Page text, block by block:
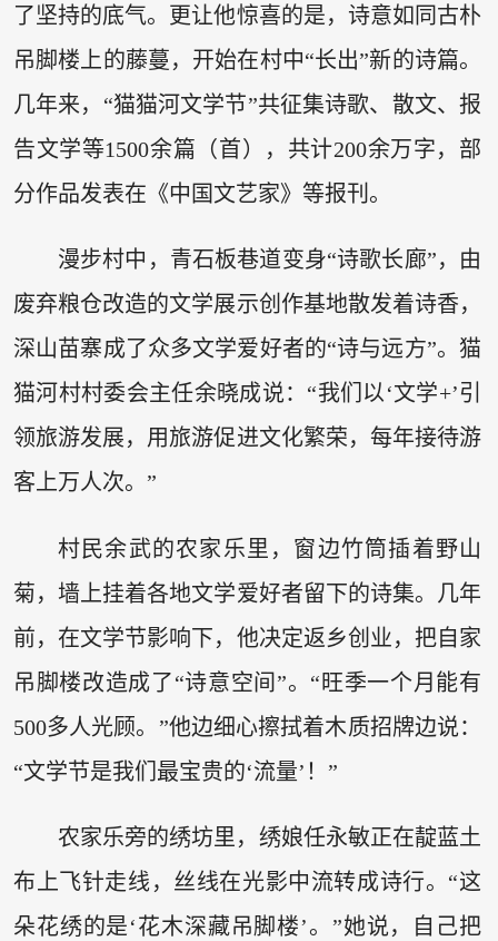
了坚持的底气。更让他惊喜的是，诗意如同古朴
吊脚楼上的藤蔓，开始在村中“长出”新的诗篇。
几年来，“猫猫河文学节”共征集诗歌、散文、报
告文学等1500余篇（首），共计200余万字，部
分作品发表在《中国文艺家》等报刊。
漫步村中，青石板巷道变身“诗歌长廊”，由
废弃粮仓改造的文学展示创作基地散发着诗香，
深山苗寨成了众多文学爱好者的“诗与远方”。猫
猫河村村委会主任余晓成说：“我们以‘文学+’引
领旅游发展，用旅游促进文化繁荣，每年接待游
客上万人次。”
村民余武的农家乐里，窗边竹筒插着野山
菊，墙上挂着各地文学爱好者留下的诗集。几年
前，在文学节影响下，他决定返乡创业，把自家
吊脚楼改造成了“诗意空间”。“旺季一个月能有
500多人光顾。”他边细心擦拭着木质招牌边说：
“文学节是我们最宝贵的‘流量’！”
农家乐旁的绣坊里，绣娘任永敏正在靛蓝土
布上飞针走线，丝线在光影中流转成诗行。“这
朵花绣的是‘花木深藏吊脚楼’。”她说，自己把